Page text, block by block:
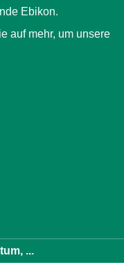
...
Ebikon.
auf mehr, um unsere